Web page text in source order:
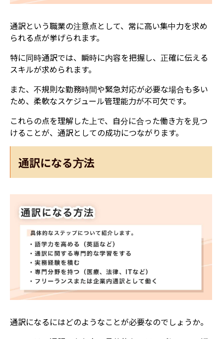
通訳という職業の注意点として、常に高い集中力を求め
られる点が挙げられます。
特に同時通訳では、瞬時に内容を把握し、正確に伝える
スキルが求められます。
また、不規則な勤務時間や緊急対応が必要な場合も多い
ため、柔軟なスケジュール管理能力が不可欠です。
これらの点を理解した上で、自分に合った働き方を見つ
けることが、通訳としての成功につながります。
通訳になる方法
通訳になるにはどのようなことが必要なのでしょうか。